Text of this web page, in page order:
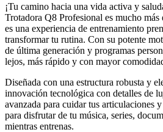
¡Tu camino hacia una vida activa y
Trotadora Q8 Profesional es mucho
es una experiencia de entrenamiento
transformar tu rutina. Con su potente
de última generación y programas
lejos, más rápido y con mayor
Diseñada con una estructura robusta y
innovación tecnológica con detalles de
avanzada para cuidar tus articulaciones
para disfrutar de tu música, series,
mientras entrenas.